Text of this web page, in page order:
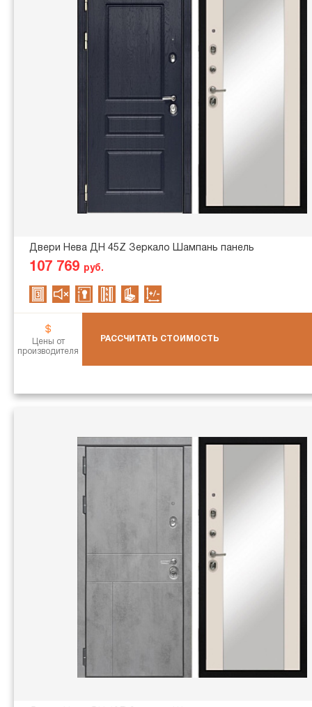
Двери Нева ДН 45Z Зеркало Шампань панель
107 769 руб.
Цены от
производителя
РАССЧИТАТЬ СТОИМОСТЬ